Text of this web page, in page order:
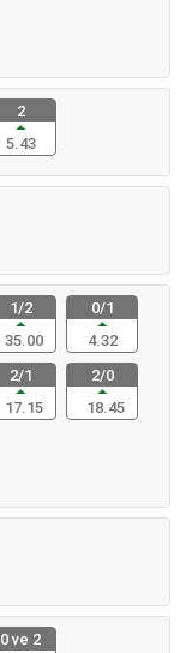
2
5.43
1/2
35.00
0/1
4.32
2/1
17.15
2/0
18.45
0 ve 2